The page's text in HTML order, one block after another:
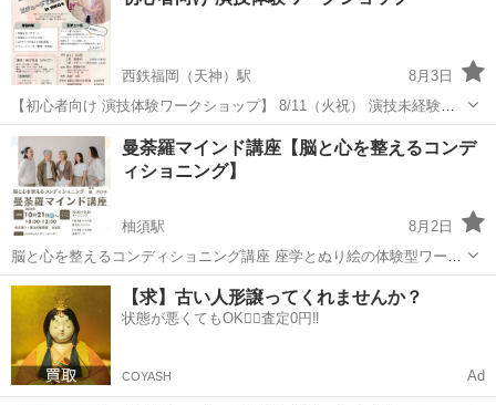
す✨ ...
西鉄福岡（天神）駅
8月3日
【初心者向け 演技体験ワークショップ】 8/11（火祝） 演技未経験・
初めての方も大丈夫！ 「楽しそう！」の気持ちだけで参加できる『演
技体験ワークショップ』を開催します♪ 講師は東京で10年女優と...
福岡 福岡市 西鉄福岡（天神）駅 ワークショップ
即興劇
曼荼羅マインド講座【脳と心を整えるコンデ
ィショニング】
柚須駅
8月2日
脳と心を整えるコンディショニング講座 座学とぬり絵の体験型ワーク
です 🍀こんな方におすすめ ・毎日忙しくて、頭や気持ちを整理したい
方 ・手帳やノートに日記を書くのが続かなかった方 ・人の目や評価を
気にせず集中できる趣味を持ち...
福岡 糟屋郡 柚須駅 ワークショップ 曼荼羅
【求】古い人形譲ってくれませんか？
状態が悪くてもOK🙆‍♀️査定0円‼️
COYASH Ad